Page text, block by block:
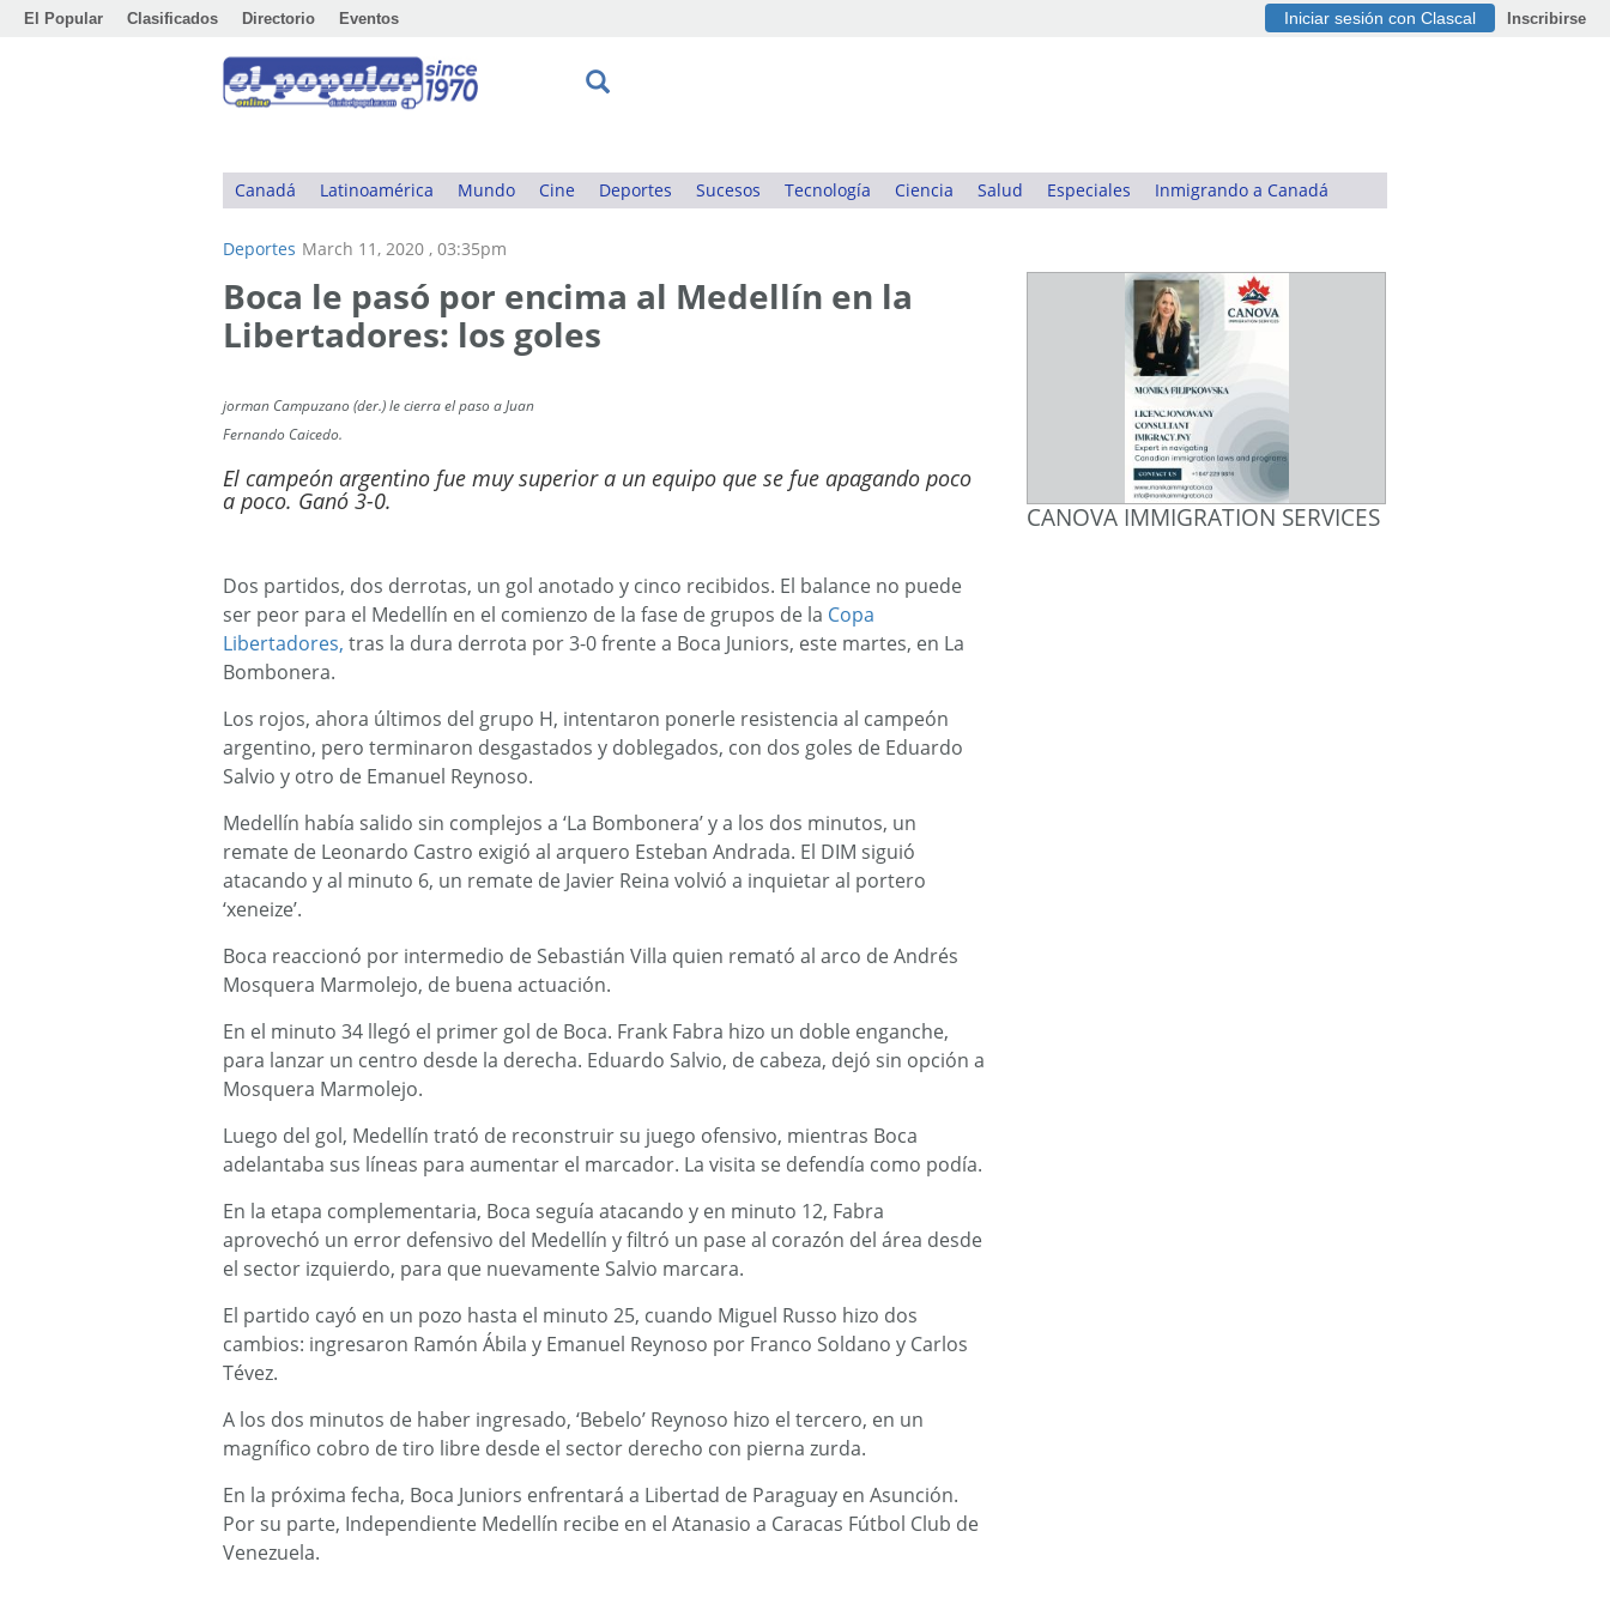
El Popular Clasificados Directorio Eventos Iniciar sesión con Clascal Inscribirse
Canadá Latinoamérica Mundo Cine Deportes Sucesos Tecnología Ciencia Salud Especiales Inmigrando a Canadá
Deportes March 11, 2020 , 03:35pm
Boca le pasó por encima al Medellín en la
Libertadores: los goles
jorman Campuzano (der.) le cierra el paso a Juan
Fernando Caicedo.
El campeón argentino fue muy superior a un equipo que se fue apagando poco
a poco. Ganó 3-0.
Dos partidos, dos derrotas, un gol anotado y cinco recibidos. El balance no puede
ser peor para el Medellín en el comienzo de la fase de grupos de la Copa
Libertadores, tras la dura derrota por 3-0 frente a Boca Juniors, este martes, en La
Bombonera.
Los rojos, ahora últimos del grupo H, intentaron ponerle resistencia al campeón
argentino, pero terminaron desgastados y doblegados, con dos goles de Eduardo
Salvio y otro de Emanuel Reynoso.
Medellín había salido sin complejos a ‘La Bombonera’ y a los dos minutos, un
remate de Leonardo Castro exigió al arquero Esteban Andrada. El DIM siguió
atacando y al minuto 6, un remate de Javier Reina volvió a inquietar al portero
‘xeneize’.
Boca reaccionó por intermedio de Sebastián Villa quien remató al arco de Andrés
Mosquera Marmolejo, de buena actuación.
En el minuto 34 llegó el primer gol de Boca. Frank Fabra hizo un doble enganche,
para lanzar un centro desde la derecha. Eduardo Salvio, de cabeza, dejó sin opción a
Mosquera Marmolejo.
Luego del gol, Medellín trató de reconstruir su juego ofensivo, mientras Boca
adelantaba sus líneas para aumentar el marcador. La visita se defendía como podía.
En la etapa complementaria, Boca seguía atacando y en minuto 12, Fabra
aprovechó un error defensivo del Medellín y filtró un pase al corazón del área desde
el sector izquierdo, para que nuevamente Salvio marcara.
El partido cayó en un pozo hasta el minuto 25, cuando Miguel Russo hizo dos
cambios: ingresaron Ramón Ábila y Emanuel Reynoso por Franco Soldano y Carlos
Tévez.
A los dos minutos de haber ingresado, ‘Bebelo’ Reynoso hizo el tercero, en un
magnífico cobro de tiro libre desde el sector derecho con pierna zurda.
En la próxima fecha, Boca Juniors enfrentará a Libertad de Paraguay en Asunción.
Por su parte, Independiente Medellín recibe en el Atanasio a Caracas Fútbol Club de
Venezuela.
CANOVA IMMIGRATION SERVICES